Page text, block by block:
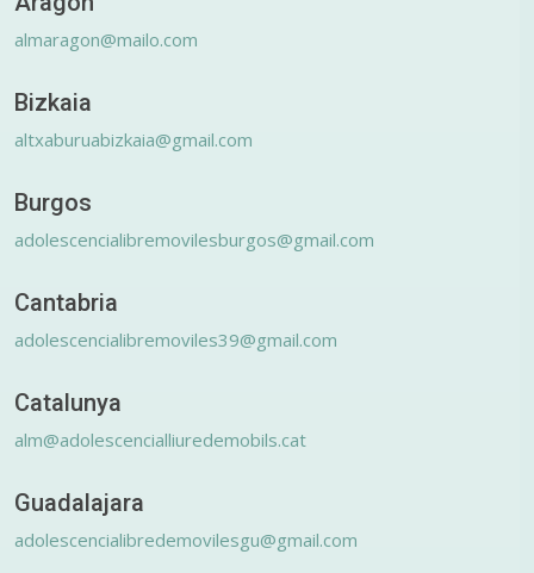
almaragon@mailo.com
Bizkaia
altxaburuabizkaia@gmail.com
Burgos
adolescencialibremovilesburgos@gmail.com
Cantabria
adolescencialibremoviles39@gmail.com
Catalunya
alm@adolescencialliuredemobils.cat
Guadalajara
adolescencialibredemovilesgu@gmail.com